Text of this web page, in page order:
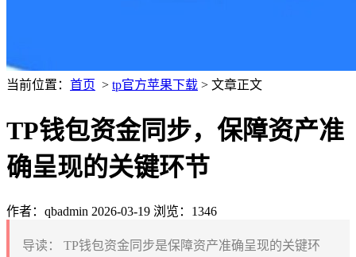
当前位置： 首页 > tp官方苹果下载 > 文章正文
TP钱包资金同步，保障资产准
确呈现的关键环节
作者：qbadmin 2026-03-19 浏览：1346
导读：
TP钱包资金同步是保障资产准确呈现的关键环